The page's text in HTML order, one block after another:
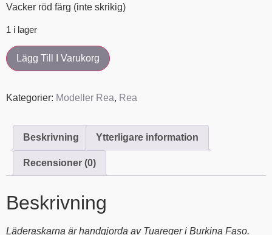
Vacker röd färg (inte skrikig)
1 i lager
Lägg Till I Varukorg
Kategorier: Modeller Rea, Rea
Beskrivning Ytterligare information
Recensioner (0)
Beskrivning
Läderaskarna är handgjorda av Tuareger i Burkina Faso.